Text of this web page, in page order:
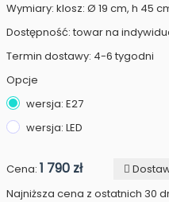
Wymiary: klosz: Ø 19 cm, h 45
Dostępność: towar na
Termin dostawy: 4-6 tygodni
Opcje
wersja: E27
wersja: LED
Cena: 1 790 zł
Najniższa cena z ostatnich 30